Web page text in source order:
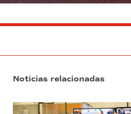
Noticias relacionadas